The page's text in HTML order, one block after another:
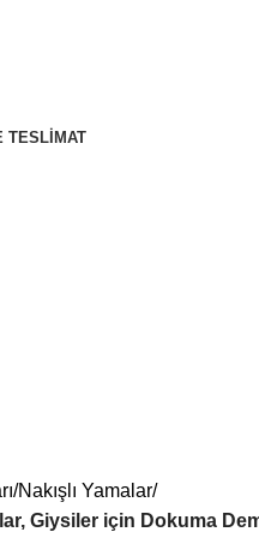
TESLIMAT
Nakışlı Yamalar
Giysiler için Dokuma